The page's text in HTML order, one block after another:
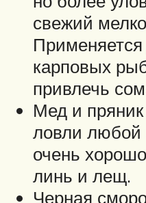
свежий
карповых
привлечь
Мед и
ловли
очень
линь и лещ.
Черная